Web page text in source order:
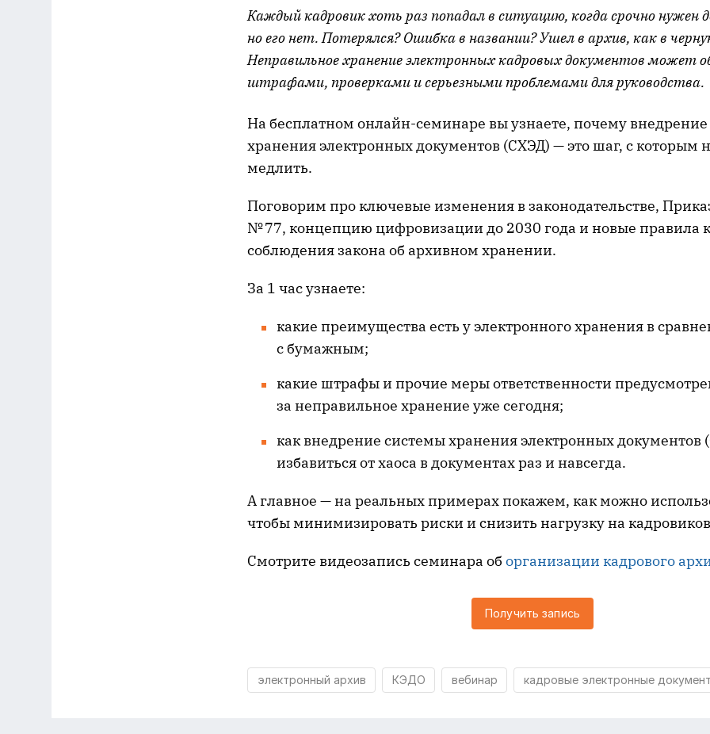
Каждый кадровик хоть раз попадал в ситуацию, когда срочно нужен
но его нет. Потерялся? Ошибка в названии? Ушел в архив, как в
Неправильное хранение электронных кадровых документов может
штрафами, проверками и серьезными проблемами для руководства.
На бесплатном онлайн-семинаре вы узнаете, почему
хранения электронных документов (СХЭД) — это шаг, с которым
медлить.
Поговорим про ключевые изменения в законодательстве,
№ 77, концепцию цифровизации до 2030 года и новые правила
соблюдения закона об архивном хранении.
За 1 час узнаете:
какие преимущества есть у электронного хранения в
с бумажным;
какие штрафы и прочие меры ответственности
за неправильное хранение уже сегодня;
как внедрение системы хранения электронных
избавиться от хаоса в документах раз и навсегда.
А главное — на реальных примерах покажем, как можно
чтобы минимизировать риски и снизить нагрузку на
Смотрите видеозапись семинара об организации кадрового
Получить запись
электронный архив КЭДО вебинар кадровые электронные